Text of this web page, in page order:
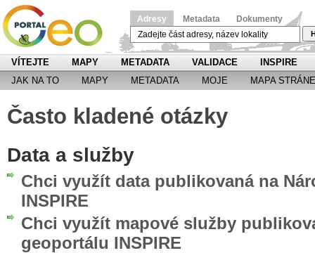
Adresy Metadata Dokumenty
VÍTEJTE MAPY METADATA VALIDACE
INSPIRE
JAK NA TO
MAPY METADATA MOJE MAPA
Často kladené otázky
Data a služby
Chci využít data publikovaná na
INSPIRE
Chci využít mapové služby
geoportálu INSPIRE